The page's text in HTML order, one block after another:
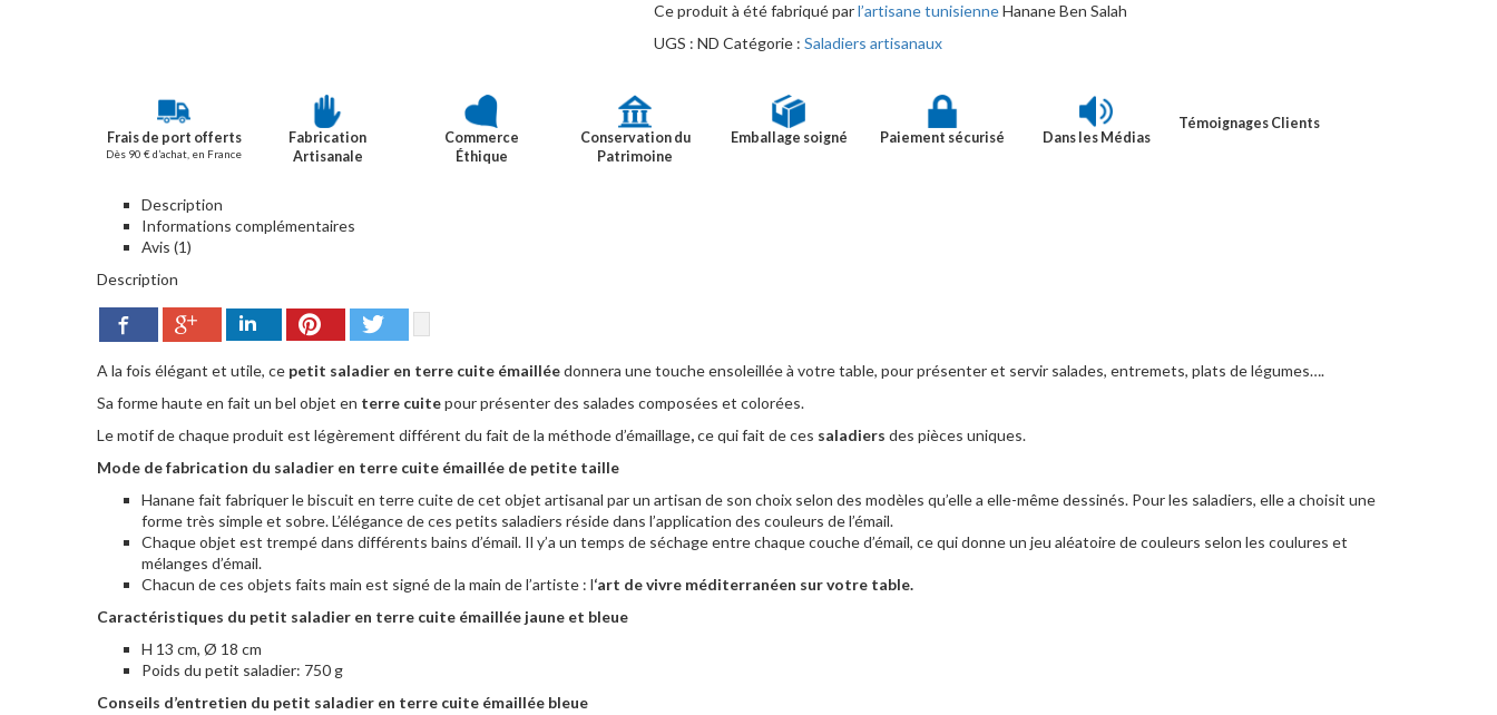
Ce produit à été fabriqué parl’artisane tunisienneHanane Ben Salah
UGS : ND Catégorie : Saladiers artisanaux
Frais de port offerts
Dès 90 € d’achat, en France
Fabrication
Artisanale
Commerce
Éthique
Conservation du
Patrimoine
Emballage soigné Paiement sécurisé Dans les Médias
Témoignages Clients
Description
Informations complémentaires
Avis (1)
Description
Facebook Google+ LinkedIn Pinterest
A la fois élégant et utile, ce petit saladier en terre cuite émailléedonnera une touche ensoleillée à votre table, pour présenter et servir salades, entremets, plats de légumes….
Sa forme haute en fait un bel objet en terre cuitepour présenter des salades composées et colorées.
Le motif de chaque produit est légèrement différent du fait de la méthode d’émaillage,ce qui fait de ces saladiers des pièces uniques.
Mode de fabrication du saladier en terre cuite émaillée de petite taille
Hanane fait fabriquer le biscuit en terre cuite de cet objet artisanal par un artisan de son choix selon des modèles qu’elle a elle-même dessinés. Pour les saladiers, elle a choisit une
forme très simple et sobre. L’élégance de ces petits saladiers réside dans l’application des couleurs de l’émail.
Chaque objet est trempé dans différents bains d’émail. Il y’a un temps de séchage entre chaque couche d’émail, ce qui donne un jeu aléatoire de couleurs selon les coulures et
mélanges d’émail.
Chacun de ces objets faits main est signé de la main de l’artiste : l‘art de vivre méditerranéen sur votre table.
Caractéristiques du petit saladier en terre cuite émaillée jaune et bleue
H 13 cm, Ø 18 cm
Poids du petit saladier: 750 g
Conseils d’entretien du petit saladier en terre cuite émaillée bleue